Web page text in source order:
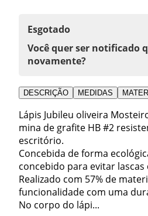
Esgotado
Você quer ser notificado
novamente?
DESCRIÇÃO MEDIDAS
Lápis Jubileu oliveira
mina de grafite HB #2
escritório.
Concebida de forma
concebido para evitar
Realizado com 57% de
funcionalidade com uma
No corpo do lápi...